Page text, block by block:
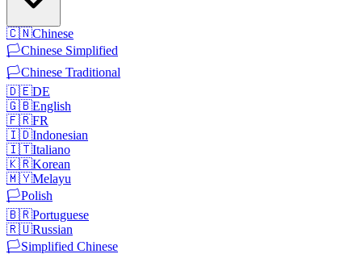
🇨🇳Chinese
🏳️Chinese Simplified
🏳️Chinese Traditional
🇩🇪DE
🇬🇧English
🇫🇷FR
🇮🇩Indonesian
🇮🇹Italiano
🇰🇷Korean
🇲🇾Melayu
🏳️Polish
🇧🇷Portuguese
🇷🇺Russian
🏳️Simplified Chinese